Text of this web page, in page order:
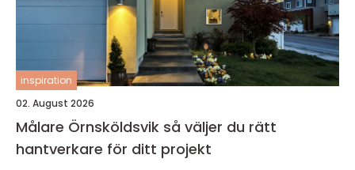
inspiration
02. August 2026
Målare Örnsköldsvik så väljer du rätt
hantverkare för ditt projekt